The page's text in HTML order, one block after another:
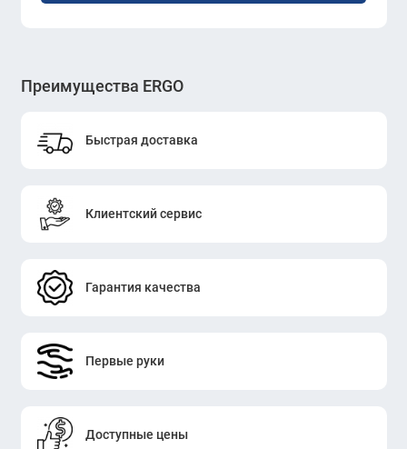
Преимущества ERGO
Быстрая доставка
Клиентский сервис
Гарантия качества
Первые руки
Доступные цены